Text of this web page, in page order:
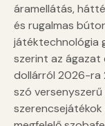
áramellátás,
és rugalmas
játéktechnológia
szerint az ágazat
dollárról 2026-ra
szó